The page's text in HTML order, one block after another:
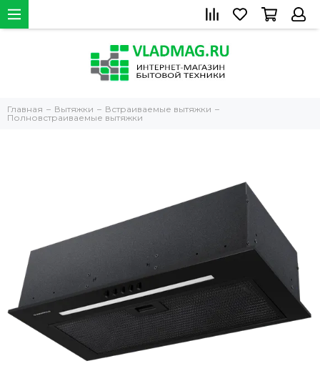
Главная Вытяжки
Встраиваемые вытяжки
Полновстраиваемые вытяжки